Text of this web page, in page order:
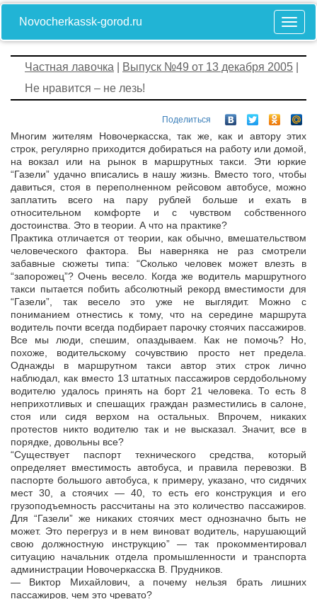
Novocherkassk-gorod.ru
Частная лавочка Выпуск №49 от 13 декабря 2005
Не нравится – не лезь!
Поделиться
Многим жителям Новочеркасска, так же, как и автору этих
строк, регулярно приходится добираться на работу или домой,
на вокзал или на рынок в маршрутных такси. Эти юркие
“Газели” удачно вписались в нашу жизнь. Вместо того, чтобы
давиться, стоя в переполненном рейсовом автобусе, можно
заплатить всего на пару рублей больше и ехать в
относительном комфорте и с чувством собственного
достоинства. Это в теории. А что на практике?
Практика отличается от теории, как обычно, вмешательством
человеческого фактора. Вы наверняка не раз смотрели
забавные сюжеты типа: “Сколько человек может влезть в
“запорожец”? Очень весело. Когда же водитель маршрутного
такси пытается побить абсолютный рекорд вместимости для
“Газели”, так весело это уже не выглядит. Можно с
пониманием отнестись к тому, что на середине маршрута
водитель почти всегда подбирает парочку стоячих пассажиров.
Все мы люди, спешим, опаздываем. Как не помочь? Но,
похоже, водительскому сочувствию просто нет предела.
Однажды в маршрутном такси автор этих строк лично
наблюдал, как вместо 13 штатных пассажиров сердобольному
водителю удалось принять на борт 21 человека. То есть 8
неприхотливых и спешащих граждан разместились в салоне,
стоя или сидя верхом на остальных. Впрочем, никаких
протестов никто водителю так и не высказал. Значит, все в
порядке, довольны все?
“Существует паспорт технического средства, который
определяет вместимость автобуса, и правила перевозки. В
паспорте большого автобуса, к примеру, указано, что сидячих
мест 30, а стоячих — 40, то есть его конструкция и его
грузоподъемность рассчитаны на это количество пассажиров.
Для “Газели” же никаких стоячих мест однозначно быть не
может. Это перегруз и в нем виноват водитель, нарушающий
свою должностную инструкцию” — так прокомментировал
ситуацию начальник отдела промышленности и транспорта
администрации Новочеркасска В. Прудников.
— Виктор Михайлович, а почему нельзя брать лишних
пассажиров, чем это чревато?